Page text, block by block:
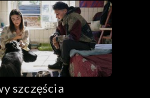
szczęścia